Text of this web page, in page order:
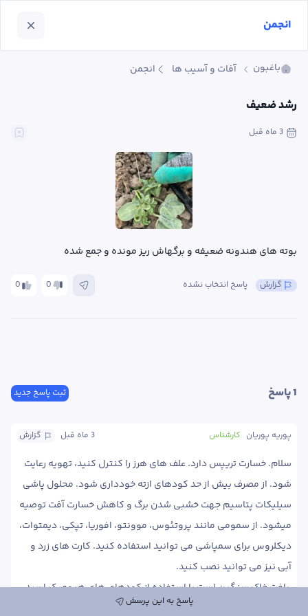
باغبون آفات و آسیب ها انجمن
رشد ضعیف
3 ماه قبل
بوته های هندونه ضعیفه و برگهاش ریز مونده و جمع شده
0 0 پاسخ انتخاب نشده گزارش
ثبت پاسخ جدید 1 پاسخ
گزارش 3 ماه قبل کارشناس پوریه پوریان
بافت خاک سنگین است با استفاده از کودهای های هیومیک اسید
پاسخ به این پرسش
انجمن